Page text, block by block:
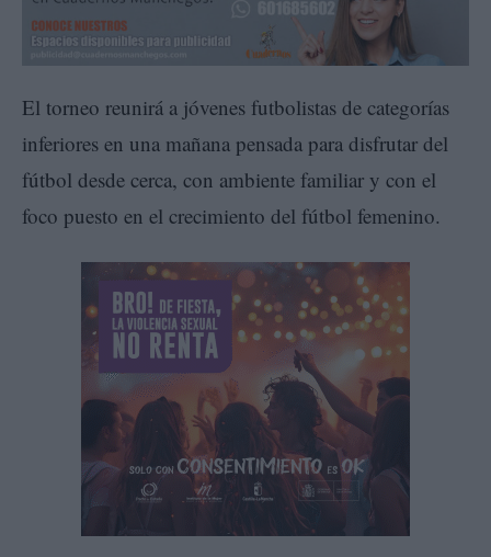
El torneo reunirá a jóvenes futbolistas de categorías
inferiores en una mañana pensada para disfrutar del
fútbol desde cerca, con ambiente familiar y con el
foco puesto en el crecimiento del fútbol femenino.